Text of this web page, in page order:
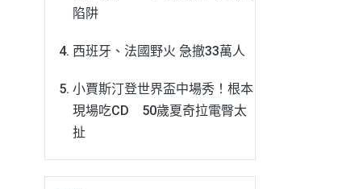
陷阱
西班牙、法國野火 急撤33萬人
小賈斯汀登世界盃中場秀！根本
現場吃CD 50歲夏奇拉電臀太
扯